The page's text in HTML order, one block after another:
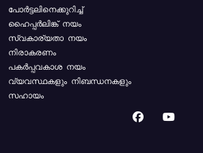
പോര്‍ട്ടലിനെക്കുറിച്ച്
ഹൈപ്പർലിങ്ക് നയം
സ്വകാര്യതാ നയം
നിരാകരണം
പകർപ്പവകാശ നയം
വ്യവസ്ഥകളും നിബന്ധനകളും
സഹായം